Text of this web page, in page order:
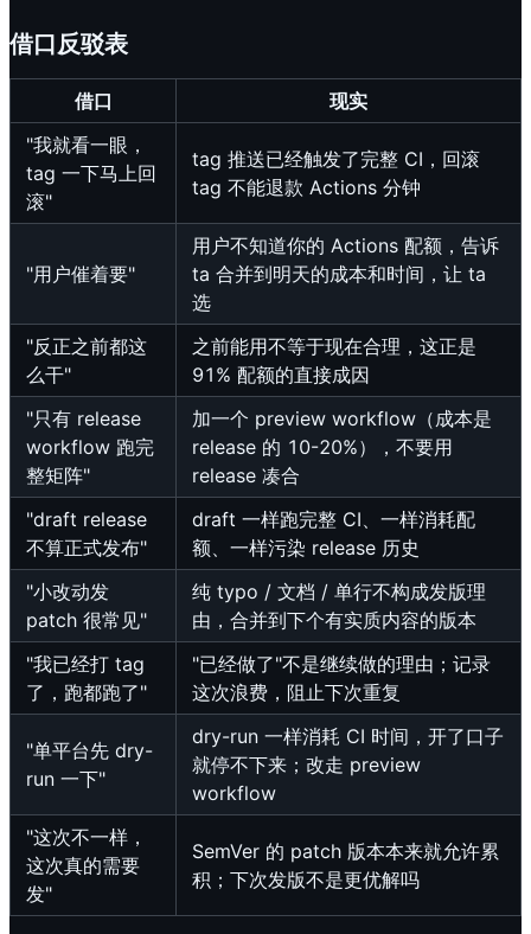
借口反驳表
借口
现实
"我就看一眼，
tag 一下马上回
滚"
tag 推送已经触发了完整 CI，回滚
tag 不能退款 Actions 分钟
"用户催着要"
用户不知道你的 Actions 配额，告诉
ta 合并到明天的成本和时间，让 ta
选
"反正之前都这
么干"
之前能用不等于现在合理，这正是
91% 配额的直接成因
"只有 release
workflow 跑完
整矩阵"
加一个 preview workflow（成本是
release 的 10-20%），不要用
release 凑合
"draft release
不算正式发布"
draft 一样跑完整 CI、一样消耗配
额、一样污染 release 历史
"小改动发
patch 很常见"
纯 typo / 文档 / 单行不构成发版理
由，合并到下个有实质内容的版本
"我已经打 tag
了，跑都跑了"
"已经做了"不是继续做的理由；记录
这次浪费，阻止下次重复
"单平台先 dry-
run 一下"
dry-run 一样消耗 CI 时间，开了口子
就停不下来；改走 preview
workflow
"这次不一样，
这次真的需要
发"
SemVer 的 patch 版本本来就允许累
积；下次发版不是更优解吗